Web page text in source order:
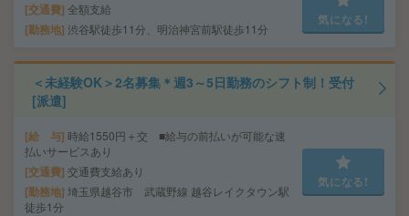
交通費 全額支給
勤務地 渋谷駅徒歩11分、明治神宮前駅徒歩11分
気になる!
＜未経験OK＞2名募集＊週3～5日勤務のシフト制！受付
[派遣]
給 与 時給1550円＋交 ■給与の前払いが可能な速
払いサービスあり
交通費 交通費支給あり
勤務地 埼玉県越谷市 武蔵野線 越谷レイクタウン駅
徒歩1分
気になる!